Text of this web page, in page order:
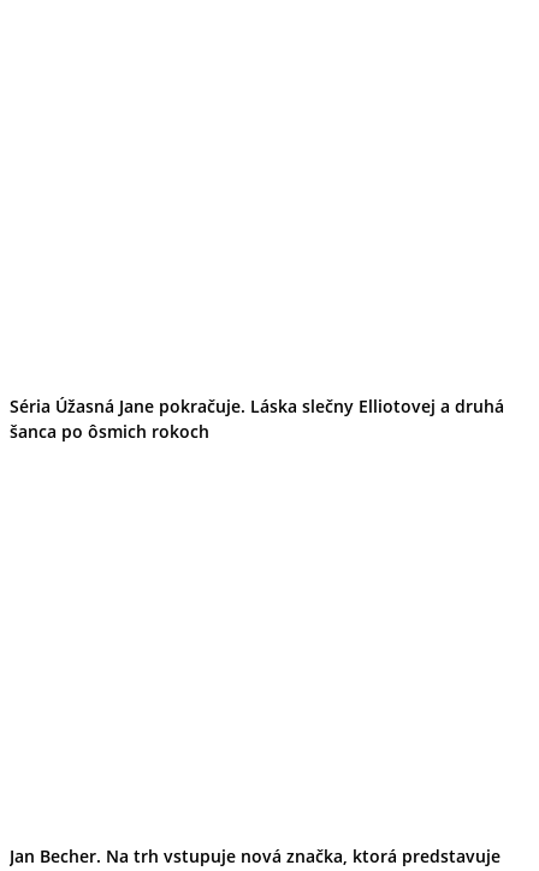
Séria Úžasná Jane pokračuje. Láska slečny Elliotovej a druhá
šanca po ôsmich rokoch
Jan Becher. Na trh vstupuje nová značka, ktorá predstavuje